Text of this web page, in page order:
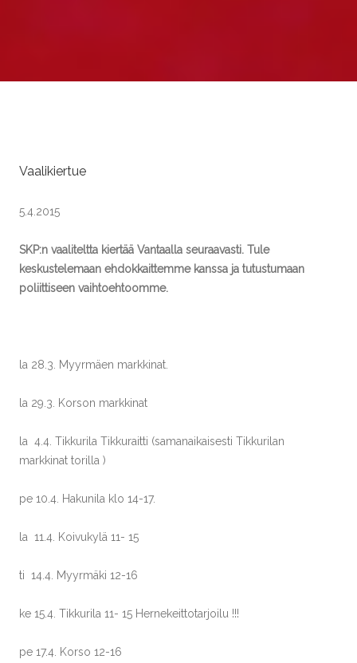
Vaalikiertue
5.4.2015
SKP:n vaaliteltta kiertää Vantaalla seuraavasti. Tule
keskustelemaan ehdokkaittemme kanssa ja tutustumaan
poliittiseen vaihtoehtoomme.
la 28.3. Myyrmäen markkinat.
la 29.3. Korson markkinat
la 4.4. Tikkurila Tikkuraitti (samanaikaisesti Tikkurilan
markkinat torilla )
pe 10.4. Hakunila klo 14-17.
la 11.4. Koivukylä 11- 15
ti 14.4. Myyrmäki 12-16
ke 15.4. Tikkurila 11- 15 Hernekeittotarjoilu !!!
pe 17.4. Korso 12-16